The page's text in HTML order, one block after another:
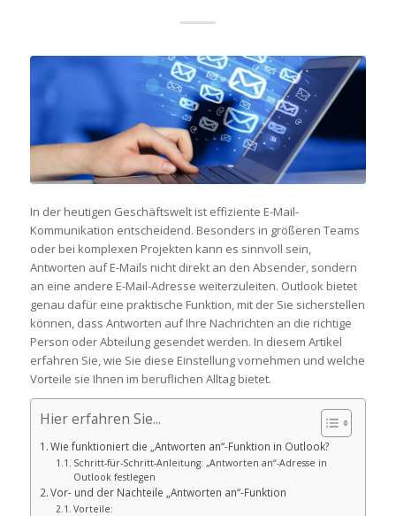
In der heutigen Geschäftswelt ist effiziente E-Mail-
Kommunikation entscheidend. Besonders in größeren Teams
oder bei komplexen Projekten kann es sinnvoll sein,
Antworten auf E-Mails nicht direkt an den Absender, sondern
an eine andere E-Mail-Adresse weiterzuleiten. Outlook bietet
genau dafür eine praktische Funktion, mit der Sie sicherstellen
können, dass Antworten auf Ihre Nachrichten an die richtige
Person oder Abteilung gesendet werden. In diesem Artikel
erfahren Sie, wie Sie diese Einstellung vornehmen und welche
Vorteile sie Ihnen im beruflichen Alltag bietet.
Hier erfahren Sie...
Wie funktioniert die „Antworten an“-Funktion in Outlook?
Schritt-für-Schritt-Anleitung: „Antworten an“-Adresse in
Outlook festlegen
Vor- und der Nachteile „Antworten an“-Funktion
Vorteile: